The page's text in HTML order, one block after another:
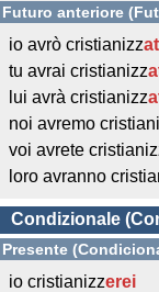
Futuro anteriore
io avrò cristianizz
tu avrai cristianizz
lui avrà cristianizz
noi avremo
voi avrete
loro avranno
Condizionale
Presente
io cristianizzerei